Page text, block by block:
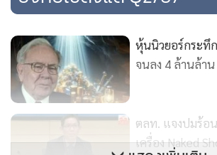
จนลง 4 ล้านล้าน
เครื่อง Naked
แสดงเพิ่มเติม